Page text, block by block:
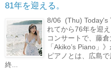
81年を迎える。
8/06 (Thu) Today's
れてから76年を迎
コンサートで、藤
「Akiko’s Piano」
ピアノとは、広島
終...